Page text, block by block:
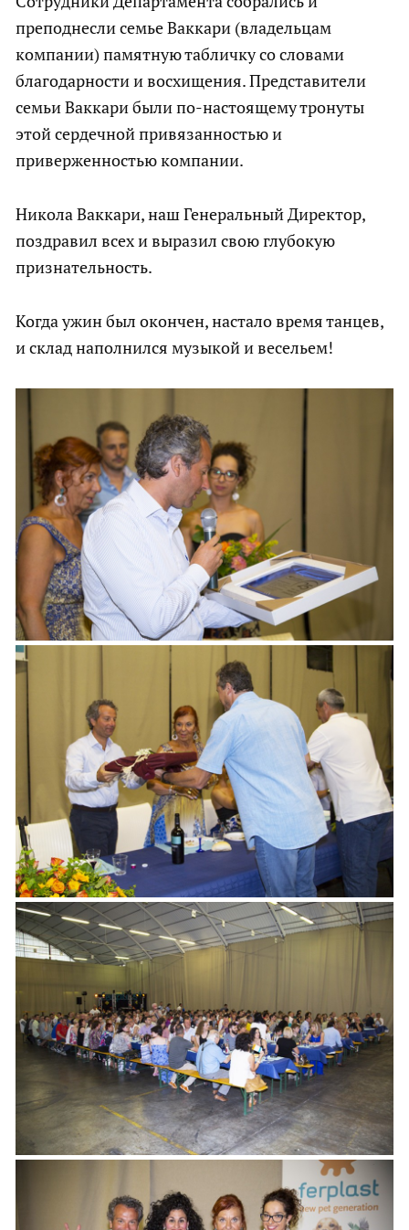
преподнесли семье Ваккари (владельцам
компании) памятную табличку со словами
благодарности и восхищения. Представители
семьи Ваккари были по-настоящему тронуты
этой сердечной привязанностью и
приверженностью компании.
Никола Ваккари, наш Генеральный Директор,
поздравил всех и выразил свою глубокую
признательность.
Когда ужин был окончен, настало время танцев,
и склад наполнился музыкой и весельем!